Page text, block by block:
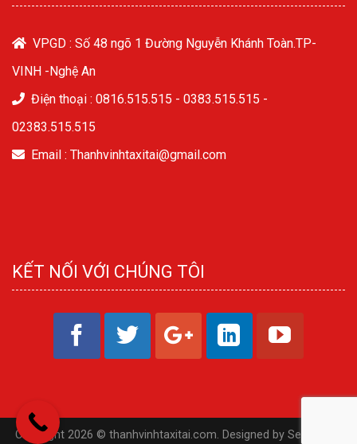
VPGD : Số 48 ngõ 1 Đường Nguyễn Khánh Toàn.TP-
VINH -Nghệ An
Điện thoại : 0816.515.515 - 0383.515.515 -
02383.515.515
Email : Thanhvinhtaxitai@gmail.com
KẾT NỐI VỚI CHÚNG TÔI
Copyright 2026 © thanhvinhtaxitai.com. Designed by SeoViet.vn